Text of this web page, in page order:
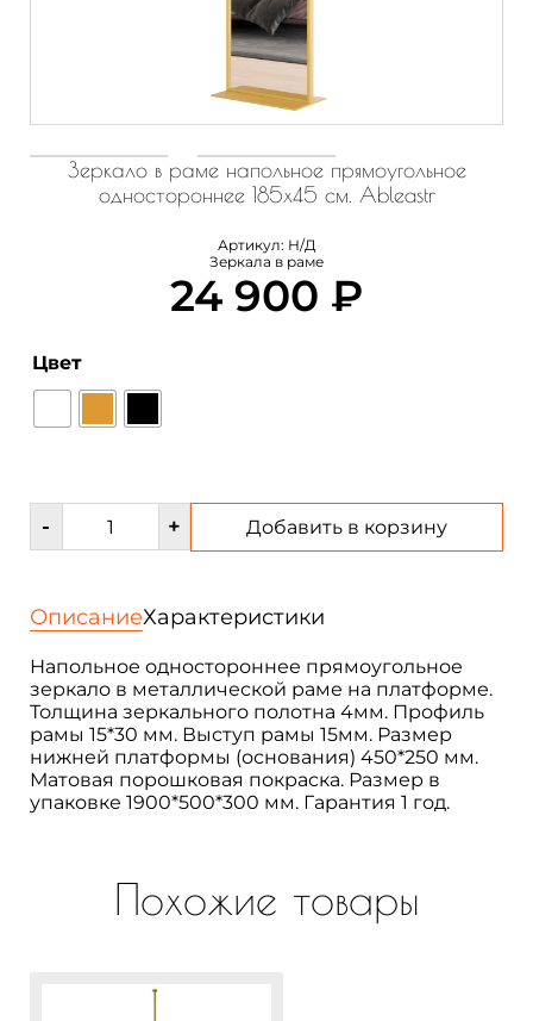
Зеркало в раме напольное прямоугольное
одностороннее 185х45 см. Ableastr
Артикул: Н/Д
Зеркала в раме
24 900 ₽
Цвет
-
товара
Зеркало
раме
напольное
одностороннее
185х45
см.
Ableastr
+ Добавить в корзину
ОписаниеХарактеристики
Напольное одностороннее прямоугольное
зеркало в металлической раме на платформе.
Толщина зеркального полотна 4мм. Профиль
рамы 15*30 мм. Выступ рамы 15мм. Размер
нижней платформы (основания) 450*250 мм.
Матовая порошковая покраска. Размер в
упаковке 1900*500*300 мм. Гарантия 1 год.
Похожие товары